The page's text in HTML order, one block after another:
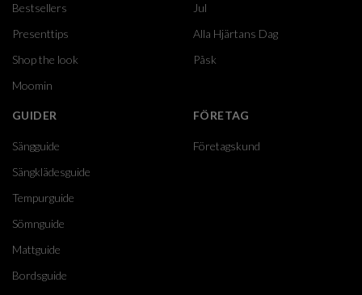
Bestsellers
Presenttips
Shop the look
Moomin
Jul
Alla Hjärtans Dag
Påsk
GUIDER
Sängguide
Sängklädesguide
Tempurguide
Sömnguide
Mattguide
Bordsguide
FÖRETAG
Företagskund